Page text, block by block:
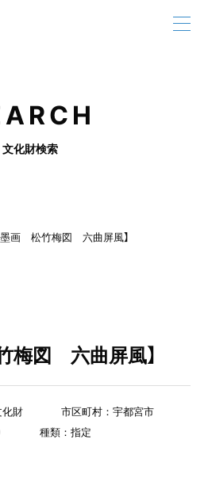
文化財検索
墨画 松竹梅図 六曲屏風】
梅図 六曲屏風】
化財
市区町村：宇都宮市
種類：指定